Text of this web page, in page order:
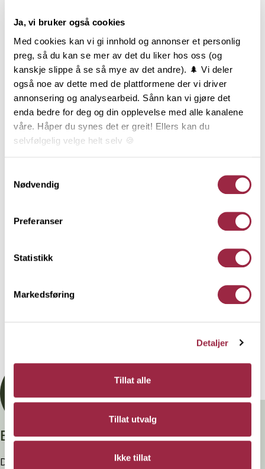
Ja, vi bruker også cookies
Med cookies kan vi gi innhold og annonser et personlig
preg, så du kan se mer av det du liker hos oss (og
kanskje slippe å se så mye av det andre). 🌲 Vi deler
også noe av dette med de plattformene der vi driver
annonsering og analysearbeid. Sånn kan vi gjøre det
enda bedre for deg og din opplevelse med alle kanalene
våre. Håper du synes det er greit! Ellers kan du
selvfølgelig velge helt selv 🍪
Nødvendig
Preferanser
Statistikk
Markedsføring
Detaljer
Tillat alle
Tillat utvalg
Ikke tillat
60073483
Produktinformasjon
ÆDELBRUN Mørk en behagelig og flott bruntone
med en transparens som slipper trestrukturen
vakkert frem. Fremstår med en balansert og nøytral
undertone, noe som vil kle mange typer
stilretninger. Profilen på kledningen avgjør om det
kledningen som gir en stram og enkel veggflate. Det
maskuline uttrykket forsterkes av de rette kantene
falset og brukes stående.
Behandling
Teknisk informasjon
Branntestet
Denne kledninger er testet, dokumentert, godkjent og